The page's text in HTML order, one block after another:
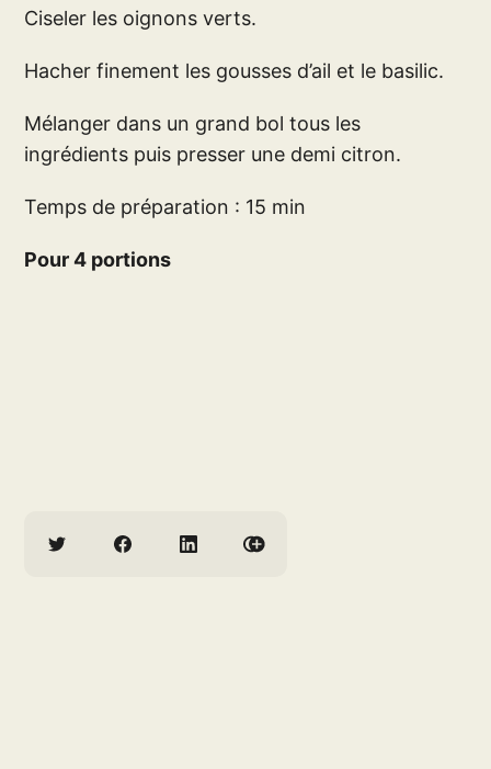
Ciseler les oignons verts.
Hacher finement les gousses d’ail et le basilic.
Mélanger dans un grand bol tous les
ingrédients puis presser une demi citron.
Temps de préparation : 15 min
Pour 4 portions